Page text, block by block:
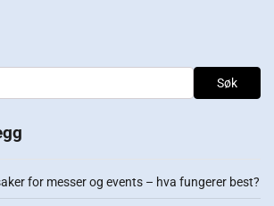
Søk
for messer og events – hva fungerer best?